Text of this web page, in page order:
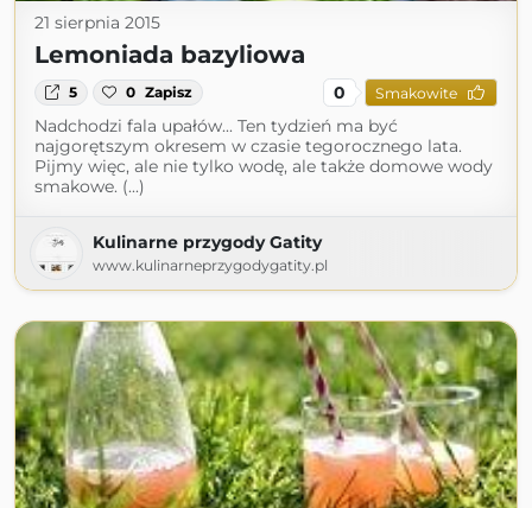
21 sierpnia 2015
Lemoniada bazyliowa
5 0 Zapisz 0 Smakowite
Nadchodzi fala upałów... Ten tydzień ma być
najgorętszym okresem w czasie tegorocznego lata.
Pijmy więc, ale nie tylko wodę, ale także domowe wody
smakowe. (...)
Kulinarne przygody Gatity
www.kulinarneprzygodygatity.pl